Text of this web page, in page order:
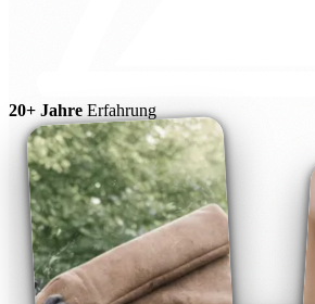
20+ Jahre Erfahrung